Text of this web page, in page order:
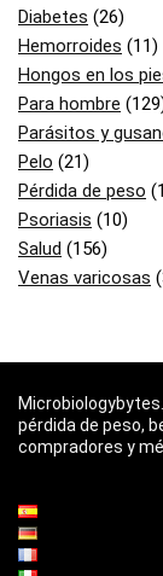
Diabetes (26)
Hemorroides (11)
Hongos en los
Para hombre
Parásitos y
Pelo (21)
Pérdida de peso
Psoriasis (10)
Salud (156)
Venas varicosas
pérdida de peso,
compradores y